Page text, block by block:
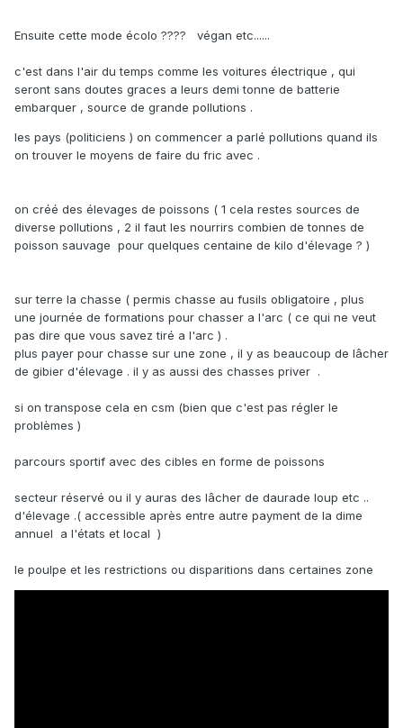
Ensuite cette mode écolo ???? végan etc......
c'est dans l'air du temps comme les voitures électrique , qui
seront sans doutes graces a leurs demi tonne de batterie
embarquer , source de grande pollutions .
les pays (politiciens ) on commencer a parlé pollutions quand ils
on trouver le moyens de faire du fric avec .
on créé des élevages de poissons ( 1 cela restes sources de
diverse pollutions , 2 il faut les nourrirs combien de tonnes de
poisson sauvage pour quelques centaine de kilo d'élevage ? )
sur terre la chasse ( permis chasse au fusils obligatoire , plus
une journée de formations pour chasser a l'arc ( ce qui ne veut
pas dire que vous savez tiré a l'arc ) .
plus payer pour chasse sur une zone , il y as beaucoup de lâcher
de gibier d'élevage . il y as aussi des chasses priver .
si on transpose cela en csm (bien que c'est pas régler le
problèmes )
parcours sportif avec des cibles en forme de poissons
secteur réservé ou il y auras des lâcher de daurade loup etc ..
d'élevage .( accessible après entre autre payment de la dime
annuel a l'états et local )
le poulpe et les restrictions ou disparitions dans certaines zone